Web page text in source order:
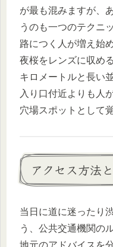
が最も混みますが、
うのも一つのテクニ
路につく人が増え始
夜桜をレンズに収め
キロメートルと長い
入り口付近よりも人
穴場スポットとして
アクセス方法
当日に道に迷ったり
う、公共交通機関の